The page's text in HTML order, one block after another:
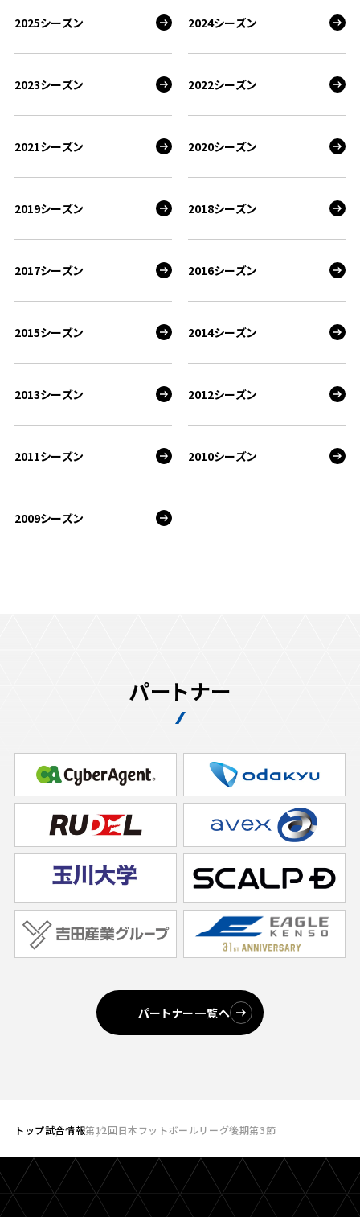
2025シーズン 2024シーズン
2023シーズン 2022シーズン
2021シーズン 2020シーズン
2019シーズン 2018シーズン
2017シーズン 2016シーズン
2015シーズン 2014シーズン
2013シーズン 2012シーズン
2011シーズン 2010シーズン
2009シーズン
パートナー
パートナー一覧へ
トップ試合情報第12回日本フットボールリーグ後期第3節